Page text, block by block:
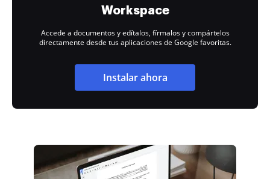
Workspace
Accede a documentos y edítalos, fírmalos y compártelos
directamente desde tus aplicaciones de Google favoritas.
Instalar ahora